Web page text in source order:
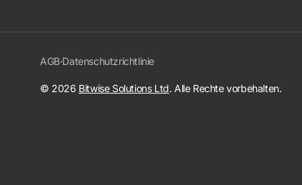
AGB·Datenschutzrichtlinie
© 2026 Bitwise Solutions Ltd. Alle Rechte vorbehalten.